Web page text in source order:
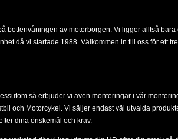
bottenvåningen av motorborgen. Vi ligger alltså bara
då vi startade 1988. Välkommen in till oss för ett
så erbjuder vi även monteringar i vår
och Motorcykel
. Vi säljer endast väl utvalda
dina önskemål och krav.